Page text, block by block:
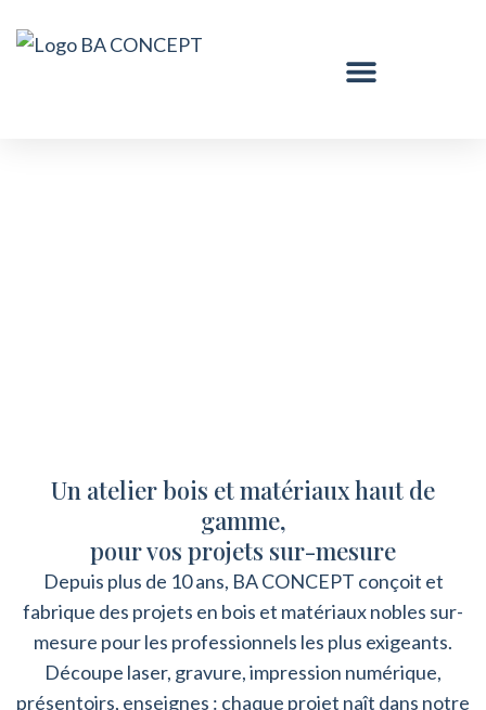
Un atelier bois et matériaux haut de
gamme,
pour vos projets sur-mesure
Depuis plus de 10 ans, BA CONCEPT conçoit et
fabrique des projets en bois et matériaux nobles sur-
mesure pour les professionnels les plus exigeants.
Découpe laser, gravure, impression numérique,
présentoirs, enseignes : chaque projet naît dans notre